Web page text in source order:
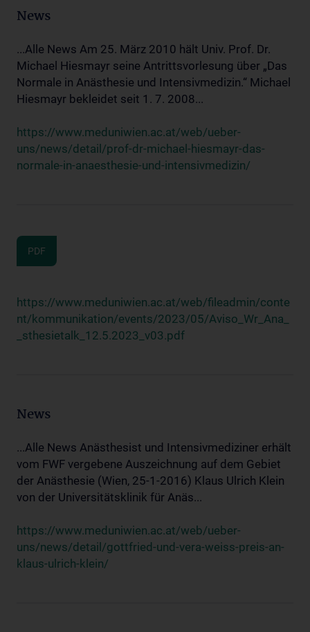
News
...Alle News Am 25. März 2010 hält Univ. Prof. Dr.
Michael Hiesmayr seine Antrittsvorlesung über „Das
Normale in Anästhesie und Intensivmedizin.“ Michael
Hiesmayr bekleidet seit 1. 7. 2008...
https://www.meduniwien.ac.at/web/ueber-
uns/news/detail/prof-dr-michael-hiesmayr-das-
normale-in-anaesthesie-und-intensivmedizin/
PDF
https://www.meduniwien.ac.at/web/fileadmin/conte
nt/kommunikation/events/2023/05/Aviso_Wr_Ana_
_sthesietalk_12.5.2023_v03.pdf
News
...Alle News Anästhesist und Intensivmediziner erhält
vom FWF vergebene Auszeichnung auf dem Gebiet
der Anästhesie (Wien, 25-1-2016) Klaus Ulrich Klein
von der Universitätsklinik für Anäs...
https://www.meduniwien.ac.at/web/ueber-
uns/news/detail/gottfried-und-vera-weiss-preis-an-
klaus-ulrich-klein/